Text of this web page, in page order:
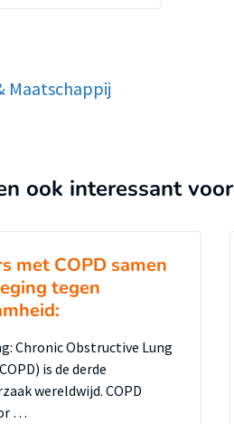
Maatschappij
ook interessant
met COPD samen
tegen
Chronic Obstructive Lung
is de derde
wereldwijd. COPD
…